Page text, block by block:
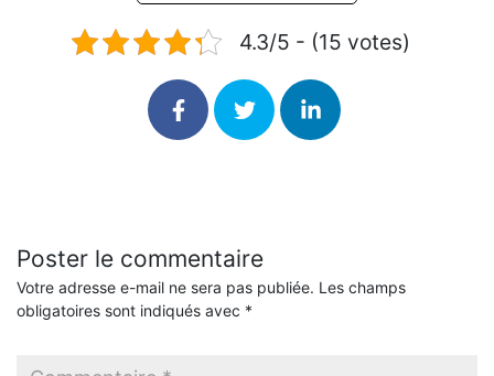
4.3/5 - (15 votes)
Poster le commentaire
Votre adresse e-mail ne sera pas publiée. Les champs
obligatoires sont indiqués avec *